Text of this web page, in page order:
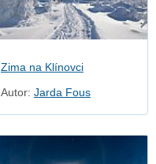
Zima na Klínovci
Autor: Jarda Fous